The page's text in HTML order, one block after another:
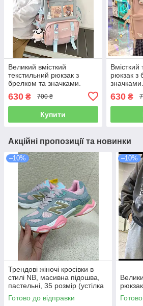
Великий вмісткий
текстильний рюкзак з
брелком та значками.
630 ₴ 700 ₴
Купити
Вмісткий
рюкзак з
630₴
Акційні пропозиції та новинки
–10%
Трендові жіночі кросівки в
стилі NB, масивна підошва,
пастельні, 35 розмір (устілка
22,5 см)
Готово до відправки
–10%
рюкзак